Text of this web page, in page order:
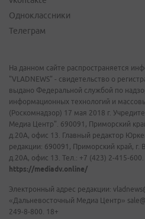
Одноклассники
Телеграм
На данном сайте распространяется
"VLADNEWS" - свидетельство о
выдано Федеральной службой по
информационных технологий и
(Роскомнадзор) 17 мая 2018 г.
Медиа Центр". 690091, Приморский
д.20А, офис 13. Главный редактор
редакции: 690091, Приморский край, г.
д.20А, офис 13. Тел.: +7 (423) 2-415-600.
https://mediadv.online/
Электронный адрес редакции:
«Дальневосточный Медиа Центр»
249-8-800. 18+